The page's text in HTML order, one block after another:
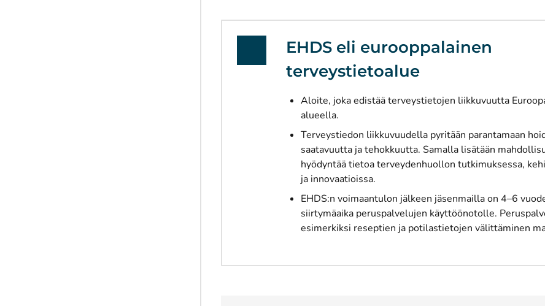
EHDS eli eurooppalainen
terveystietoalue
Aloite, joka edistää terveystietojen liikkuvuutta
alueella.
Terveystiedon liikkuvuudella pyritään parantamaan
saatavuutta ja tehokkuutta. Samalla lisätään
hyödyntää tietoa terveydenhuollon tutkimuksessa,
ja innovaatioissa.
EHDS:n voimaantulon jälkeen jäsenmailla on 4–6
siirtymäaika peruspalvelujen käyttöönotolle.
esimerkiksi reseptien ja potilastietojen välittäminen